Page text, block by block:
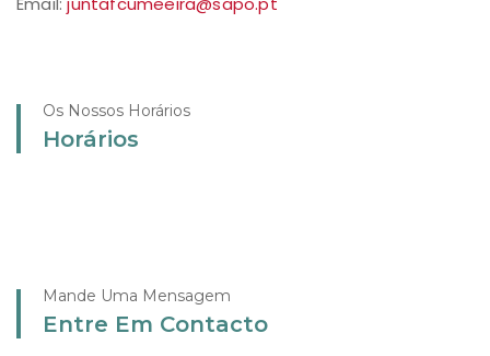
Os Nossos Horários
Horários
Mande Uma Mensagem
Entre Em Contacto